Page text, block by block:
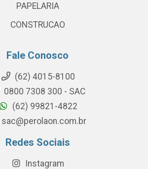
PAPELARIA
CONSTRUCAO
Fale Conosco
(62) 4015-8100
0800 7308 300 - SAC
(62) 99821-4822
sac@perolaon.com.br
Redes Sociais
Instagram